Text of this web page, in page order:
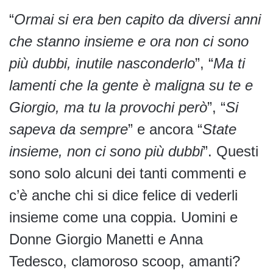
“Ormai si era ben capito da diversi anni
che stanno insieme e ora non ci sono
più dubbi, inutile nasconderlo”, “Ma ti
lamenti che la gente è maligna su te e
Giorgio, ma tu la provochi però”, “Si
sapeva da sempre” e ancora “State
insieme, non ci sono più dubbi”. Questi
sono solo alcuni dei tanti commenti e
c’è anche chi si dice felice di vederli
insieme come una coppia. Uomini e
Donne Giorgio Manetti e Anna
Tedesco, clamoroso scoop, amanti?